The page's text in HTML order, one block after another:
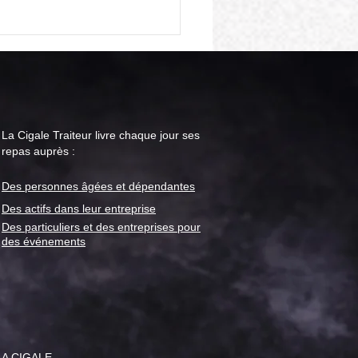
Traiteur : menu "repas
pour la semaine du 28
La Cigale Traiteur livre chaque jour ses
repas auprès :
Des personnes âgées et dépendantes
Des actifs dans leur entreprise
Des particuliers et des entreprises pour
des événements